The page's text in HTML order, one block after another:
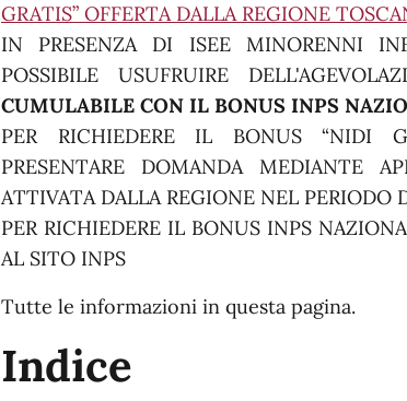
GRATIS” OFFERTA DALLA REGIONE
IN PRESENZA DI ISEE MINORENNI
POSSIBILE USUFRUIRE
CUMULABILE CON IL BONUS INPS
PER RICHIEDERE IL BONUS “NIDI
PRESENTARE DOMANDA MEDIANTE
ATTIVATA DALLA REGIONE NEL PERIODO
PER RICHIEDERE IL BONUS INPS
AL SITO INPS
Tutte le informazioni in questa pagina.
Indice